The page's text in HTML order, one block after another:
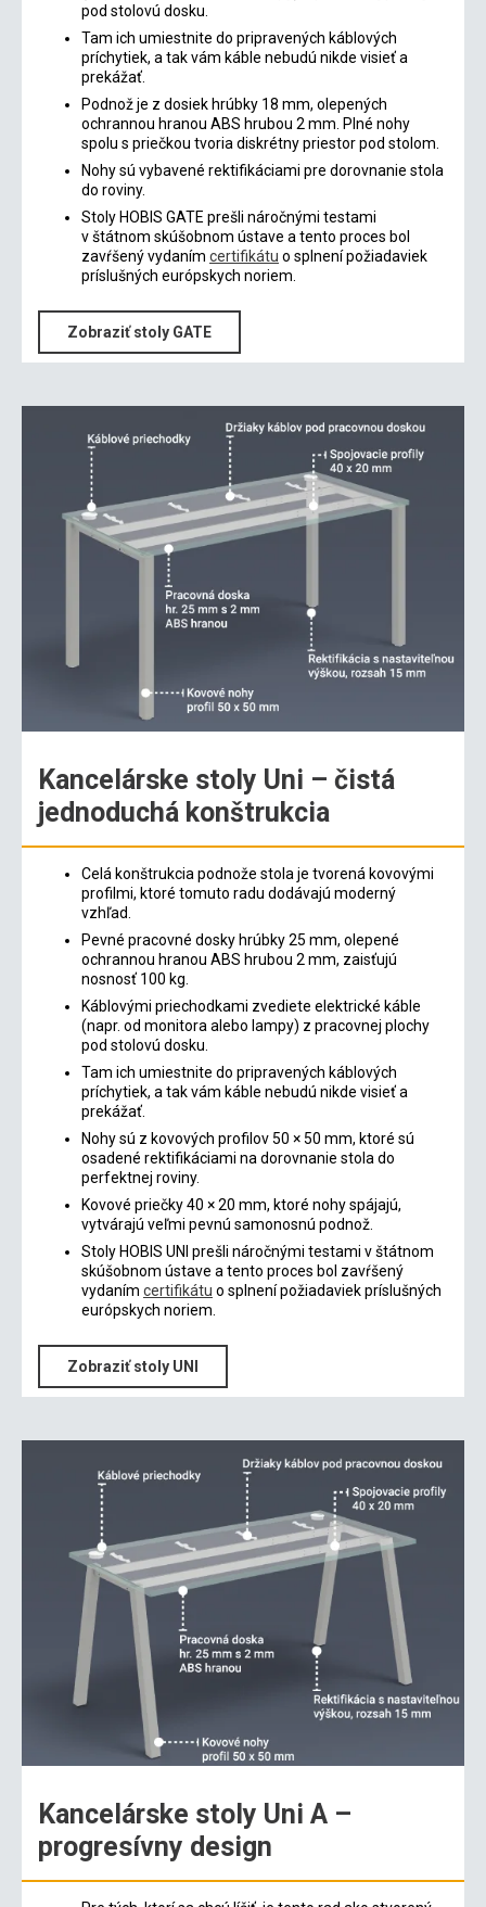
pod stolovú dosku.
Tam ich umiestnite do pripravených káblových
príchytiek, a tak vám káble nebudú nikde visieť a
prekážať.
Podnož je z dosiek hrúbky 18 mm, olepených
ochrannou hranou ABS hrubou 2 mm. Plné nohy
spolu s priečkou tvoria diskrétny priestor pod stolom.
Nohy sú vybavené rektifikáciami pre dorovnanie stola
do roviny.
Stoly HOBIS GATE prešli náročnými testami
v štátnom skúšobnom ústave a tento proces bol
zavŕšený vydaním certifikátu o splnení požiadaviek
príslušných európskych noriem.
Zobraziť stoly GATE
Kancelárske stoly Uni – čistá
jednoduchá konštrukcia
Celá konštrukcia podnože stola je tvorená kovovými
profilmi, ktoré tomuto radu dodávajú moderný
vzhľad.
Pevné pracovné dosky hrúbky 25 mm, olepené
ochrannou hranou ABS hrubou 2 mm, zaisťujú
nosnosť 100 kg.
Káblovými priechodkami zvediete elektrické káble
(napr. od monitora alebo lampy) z pracovnej plochy
pod stolovú dosku.
Tam ich umiestnite do pripravených káblových
príchytiek, a tak vám káble nebudú nikde visieť a
prekážať.
Nohy sú z kovových profilov 50 × 50 mm, ktoré sú
osadené rektifikáciami na dorovnanie stola do
perfektnej roviny.
Kovové priečky 40 × 20 mm, ktoré nohy spájajú,
vytvárajú veľmi pevnú samonosnú podnož.
Stoly HOBIS UNI prešli náročnými testami v štátnom
skúšobnom ústave a tento proces bol zavŕšený
vydaním certifikátu o splnení požiadaviek príslušných
európskych noriem.
Zobraziť stoly UNI
Kancelárske stoly Uni A –
progresívny design